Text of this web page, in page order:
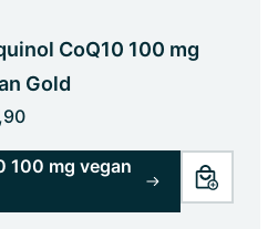
CoQ10 100 mg
Gold
100 mg vegan